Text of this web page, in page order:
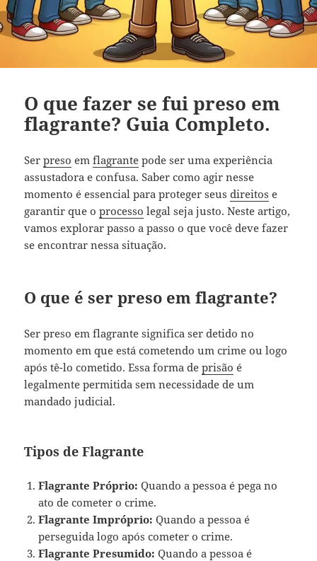
O que fazer se fui preso em
flagrante? Guia Completo.
Serpreso emflagrante pode ser uma experiência
assustadora e confusa. Saber como agir nesse
momento é essencial para proteger seusdireitos e
garantir que oprocesso legal seja justo. Neste artigo,
vamos explorar passo a passo o que você deve fazer
se encontrar nessa situação.
O que é ser preso em flagrante?
Ser preso em flagrante significa ser detido no
momento em que está cometendo um crime ou logo
após tê-lo cometido. Essa forma deprisão é
legalmente permitida sem necessidade de um
mandado judicial.
Tipos de Flagrante
Flagrante Próprio: Quando a pessoa é pega no
ato de cometer o crime.
Flagrante Impróprio: Quando a pessoa é
perseguida logo após cometer o crime.
Flagrante Presumido: Quando a pessoa é